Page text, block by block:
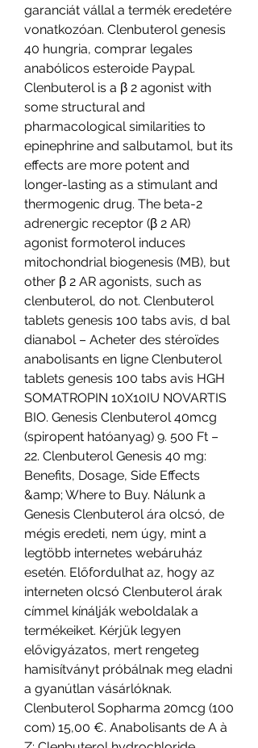
garanciát vállal a termék eredetére
vonatkozóan. Clenbuterol genesis
40 hungria, comprar legales
anabólicos esteroide Paypal.
Clenbuterol is a β 2 agonist with
some structural and
pharmacological similarities to
epinephrine and salbutamol, but its
effects are more potent and
longer-lasting as a stimulant and
thermogenic drug. The beta-2
adrenergic receptor (β 2 AR)
agonist formoterol induces
mitochondrial biogenesis (MB), but
other β 2 AR agonists, such as
clenbuterol, do not. Clenbuterol
tablets genesis 100 tabs avis, d bal
dianabol – Acheter des stéroïdes
anabolisants en ligne Clenbuterol
tablets genesis 100 tabs avis HGH
SOMATROPIN 10X10IU NOVARTIS
BIO. Genesis Clenbuterol 40mcg
(spiropent hatóanyag) 9. 500 Ft –
22. Clenbuterol Genesis 40 mg:
Benefits, Dosage, Side Effects
&amp; Where to Buy. Nálunk a
Genesis Clenbuterol ára olcsó, de
mégis eredeti, nem úgy, mint a
legtöbb internetes webáruház
esetén. Előfordulhat az, hogy az
interneten olcsó Clenbuterol árak
címmel kínálják weboldalak a
termékeiket. Kérjük legyen
elővigyázatos, mert rengeteg
hamisítványt próbálnak meg eladni
a gyanútlan vásárlóknak.
Clenbuterol Sopharma 20mcg (100
com) 15,00 €. Anabolisants de A à